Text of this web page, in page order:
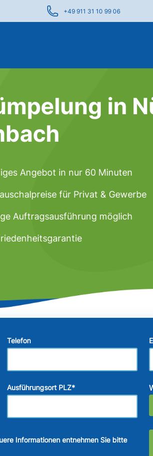
+49 911 31 10 99 06
in
Angebot in nur 60 Minuten
für Privat & Gewerbe
Auftragsausführung möglich
Telefon
Ausführungsort PLZ*
Informationen entnehmen Sie bitte